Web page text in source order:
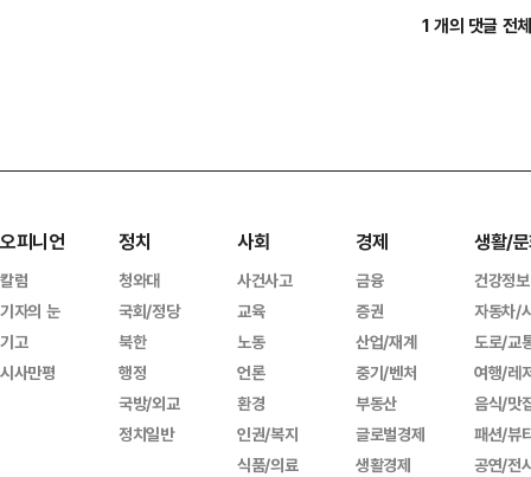
1 개의 댓글 전
오피니언
칼럼
기자의 눈
기고
시사만평
정치
청와대
국회/정당
북한
행정
국방/외교
정치일반
사회
사건사고
교육
노동
언론
환경
인권/복지
식품/의료
경제
금융
증권
산업/재계
중기/벤처
부동산
글로벌경제
생활경제
생활/
건강정보
자동차/
도로/교
여행/레
음식/맛
패션/뷰
공연/전